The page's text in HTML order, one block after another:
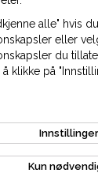
8M-30
alle" hvis
eller
du
klikke på
Innstillinger
Kun